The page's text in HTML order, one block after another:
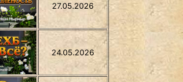
27.05.2026
24.05.2026